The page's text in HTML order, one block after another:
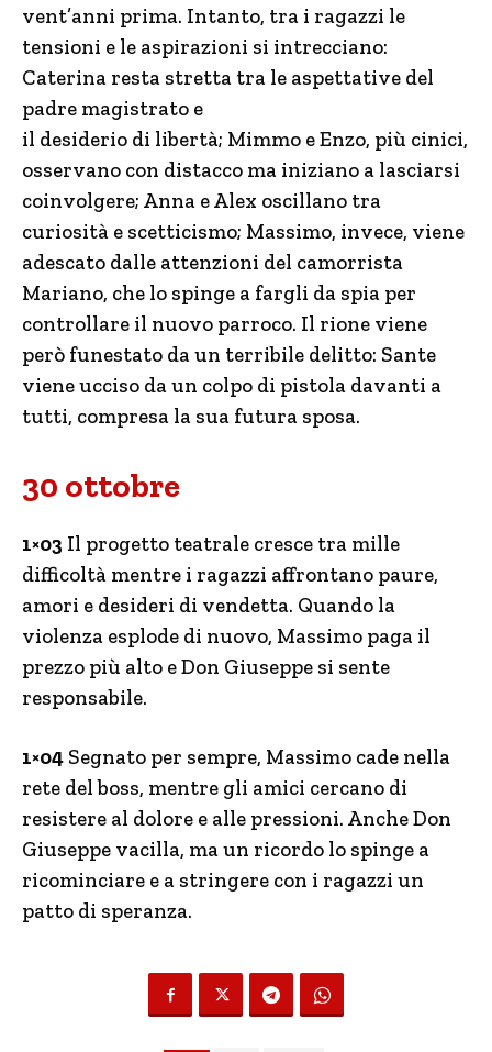
vent’anni prima. Intanto, tra i ragazzi le
tensioni e le aspirazioni si intrecciano:
Caterina resta stretta tra le aspettative del
padre magistrato e
il desiderio di libertà; Mimmo e Enzo, più cinici,
osservano con distacco ma iniziano a lasciarsi
coinvolgere; Anna e Alex oscillano tra
curiosità e scetticismo; Massimo, invece, viene
adescato dalle attenzioni del camorrista
Mariano, che lo spinge a fargli da spia per
controllare il nuovo parroco. Il rione viene
però funestato da un terribile delitto: Sante
viene ucciso da un colpo di pistola davanti a
tutti, compresa la sua futura sposa.
30 ottobre
1×03 Il progetto teatrale cresce tra mille
difficoltà mentre i ragazzi affrontano paure,
amori e desideri di vendetta. Quando la
violenza esplode di nuovo, Massimo paga il
prezzo più alto e Don Giuseppe si sente
responsabile.
1×04 Segnato per sempre, Massimo cade nella
rete del boss, mentre gli amici cercano di
resistere al dolore e alle pressioni. Anche Don
Giuseppe vacilla, ma un ricordo lo spinge a
ricominciare e a stringere con i ragazzi un
patto di speranza.